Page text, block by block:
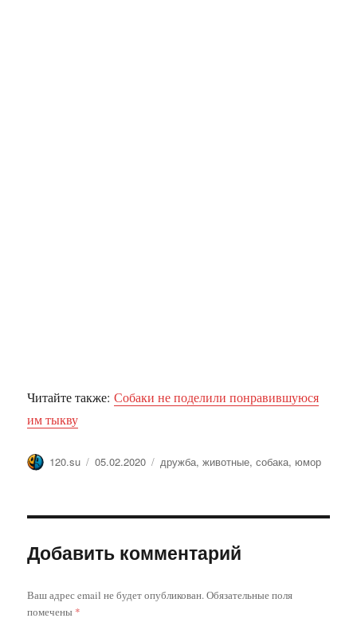
Читайте также:Собаки не поделили понравившуюся
им тыкву
Автор
120.su Опубликовано
05.02.2020 Метки
дружба,животные,собака, юмор
Добавить комментарий
Ваш адрес email не будет опубликован.Обязательные поля
помечены *